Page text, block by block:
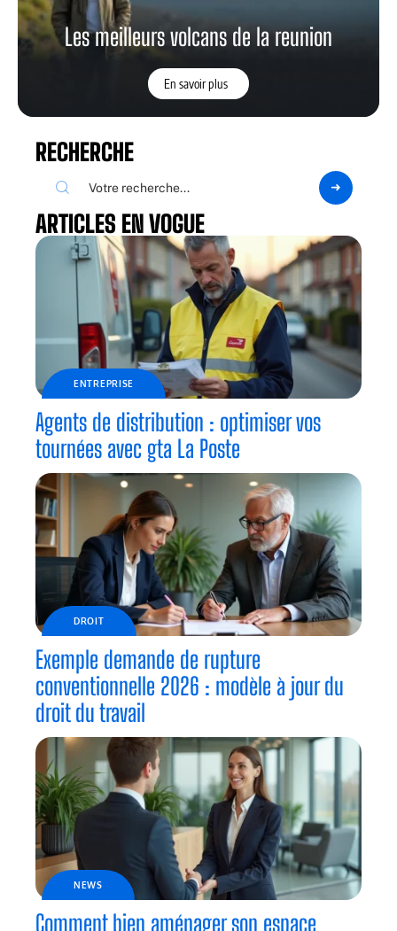
Les meilleurs volcans de la reunion
En savoir plus
RECHERCHE
ARTICLES EN VOGUE
ENTREPRISE
Agents de distribution : optimiser vos
tournées avec gta La Poste
DROIT
Exemple demande de rupture
conventionnelle 2026 : modèle à jour du
droit du travail
NEWS
Comment bien aménager son espace